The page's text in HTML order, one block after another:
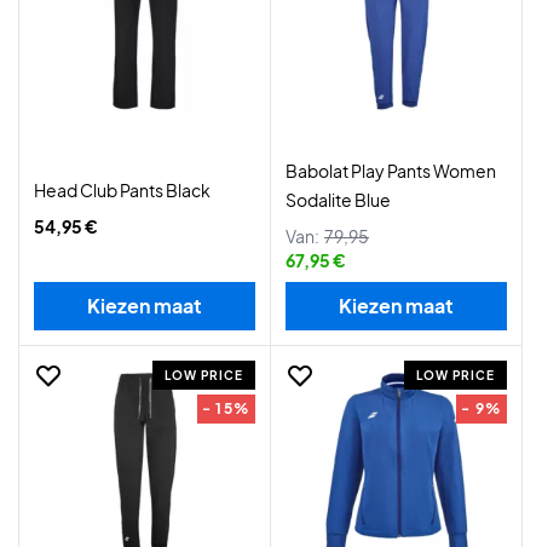
Head Club Pants Black
54,95 €
Kiezen maat
Babolat Play Pants Women
Sodalite Blue
Van: 79,95
67,95 €
Kiezen maat
LOW PRICE
- 15%
LOW PRICE
- 9%